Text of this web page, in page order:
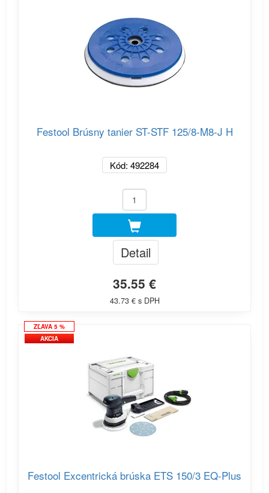
Festool Brúsny tanier ST-STF 125/8-M8-J H
Kód: 492284
Detail
35.55 €
43.73 € s DPH
ZĽAVA 5 %
AKCIA
Festool Excentrická brúska ETS 150/3 EQ-Plus